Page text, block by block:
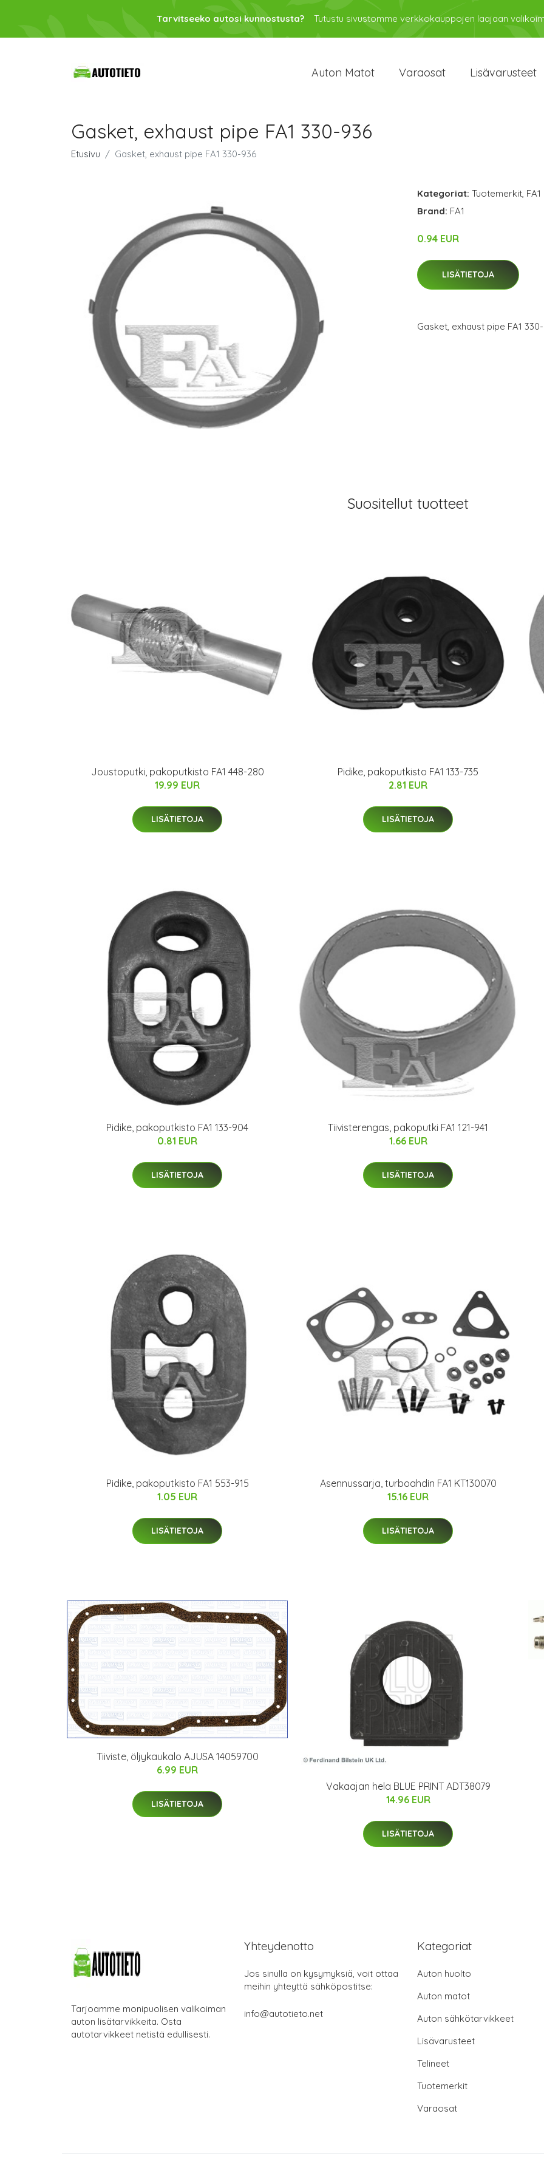
Tarvitseeko autosi kunnostusta? Tutustu sivustomme verkkokauppojen laajaan
Auton Matot Varaosat Lisävarusteet
Gasket, exhaust pipe FA1 330-936
Etusivu Gasket, exhaust pipe FA1 330-936
Kategoriat: Tuotemerkit, FA1
Brand: FA1
0.94 EUR
LISÄTIETOJA
Gasket, exhaust pipe FA1
Suositellut tuotteet
Joustoputki, pakoputkisto FA1 448-280
19.99 EUR
LISÄTIETOJA
Pidike, pakoputkisto FA1 133-735
2.81 EUR
LISÄTIETOJA
Pidike, pakoputkisto FA1 133-904
0.81 EUR
LISÄTIETOJA
Tiivisterengas, pakoputki FA1 121-941
1.66 EUR
LISÄTIETOJA
Pidike, pakoputkisto FA1 553-915
1.05 EUR
LISÄTIETOJA
Asennussarja, turboahdin FA1 KT130070
15.16 EUR
LISÄTIETOJA
Tiiviste, öljykaukalo AJUSA 14059700
6.99 EUR
LISÄTIETOJA
Vakaajan hela BLUE PRINT ADT38079
14.96 EUR
LISÄTIETOJA
Tarjoamme monipuolisen valikoiman
auton lisätarvikkeita. Osta
autotarvikkeet netistä edullisesti.
Yhteydenotto
Jos sinulla on kysymyksiä, voit ottaa
meihin yhteyttä sähköpostitse:
info@autotieto.net
Kategoriat
Auton huolto
Auton matot
Auton sähkötarvikkeet
Lisävarusteet
Telineet
Tuotemerkit
Varaosat